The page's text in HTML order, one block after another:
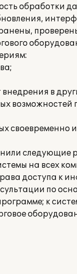
обработки
в
возможностей
своевременно
следующие
на всех
доступа к
по
к